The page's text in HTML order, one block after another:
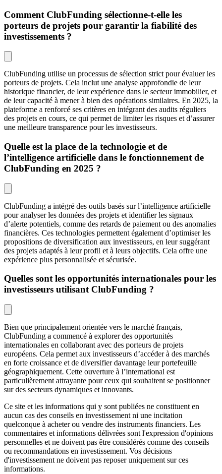
Comment ClubFunding sélectionne-t-elle les
porteurs de projets pour garantir la fiabilité des
investissements ?
ClubFunding utilise un processus de sélection strict pour évaluer les
porteurs de projets. Cela inclut une analyse approfondie de leur
historique financier, de leur expérience dans le secteur immobilier, et
de leur capacité à mener à bien des opérations similaires. En 2025, la
plateforme a renforcé ses critères en intégrant des audits réguliers
des projets en cours, ce qui permet de limiter les risques et d’assurer
une meilleure transparence pour les investisseurs.
Quelle est la place de la technologie et de
l’intelligence artificielle dans le fonctionnement de
ClubFunding en 2025 ?
ClubFunding a intégré des outils basés sur l’intelligence artificielle
pour analyser les données des projets et identifier les signaux
d’alerte potentiels, comme des retards de paiement ou des anomalies
financières. Ces technologies permettent également d’optimiser les
propositions de diversification aux investisseurs, en leur suggérant
des projets adaptés à leur profil et à leurs objectifs. Cela offre une
expérience plus personnalisée et sécurisée.
Quelles sont les opportunités internationales pour les
investisseurs utilisant ClubFunding ?
Bien que principalement orientée vers le marché français,
ClubFunding a commencé à explorer des opportunités
internationales en collaborant avec des porteurs de projets
européens. Cela permet aux investisseurs d’accéder à des marchés
en forte croissance et de diversifier davantage leur portefeuille
géographiquement. Cette ouverture à l’international est
particulièrement attrayante pour ceux qui souhaitent se positionner
sur des secteurs dynamiques et innovants.
Ce site et les informations qui y sont publiées ne constituent en
aucun cas des conseils en investissement ni une incitation
quelconque à acheter ou vendre des instruments financiers. Les
commentaires et informations délivrées sont l'expression d'opinions
personnelles et ne doivent pas être considérés comme des conseils
ou recommandations en investissement. Vos décisions
d'investissement ne doivent pas reposer uniquement sur ces
informations.